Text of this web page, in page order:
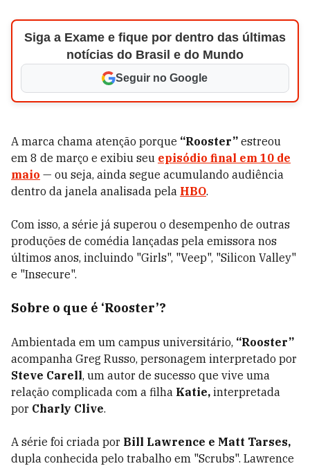
Siga a Exame e fique por dentro das últimas
notícias do Brasil e do Mundo
Seguir no Google
A marca chama atenção porque “Rooster” estreou
em 8 de março e exibiu seu episódio final em 10 de
maio — ou seja, ainda segue acumulando audiência
dentro da janela analisada pela HBO.
Com isso, a série já superou o desempenho de outras
produções de comédia lançadas pela emissora nos
últimos anos, incluindo "Girls", "Veep", "Silicon Valley"
e "Insecure".
Sobre o que é ‘Rooster’?
Ambientada em um campus universitário, “Rooster”
acompanha Greg Russo, personagem interpretado por
Steve Carell, um autor de sucesso que vive uma
relação complicada com a filha Katie, interpretada
por Charly Clive.
A série foi criada por Bill Lawrence e Matt Tarses,
dupla conhecida pelo trabalho em "Scrubs". Lawrence